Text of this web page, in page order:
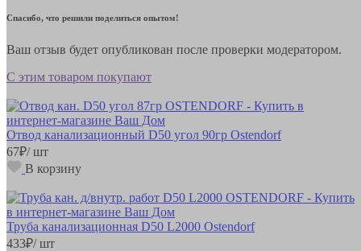
Спасибо, что решили поделиться опытом!
Ваш отзыв будет опубликован после проверки модератором.
С этим товаром покупают
Отвод канализационный D50 угол 90гр Ostendorf
67₽/ шт
В корзину
Труба канализационная D50 L2000 Ostendorf
433₽/ шт